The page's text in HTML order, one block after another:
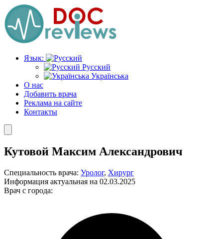
Перейти
к
содержимому
Язык:
Русский
Українська
О нас
Добавить врача
Реклама на сайте
Контакты
Кутовой Максим Александрович
Специальность врача: Уролог, Хирург
Информация актуальная на 02.03.2025
Врач с города: